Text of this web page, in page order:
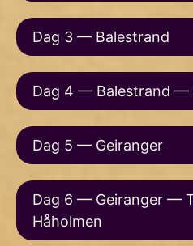
Dag 3 — Balestrand
Dag 4 — Balestrand —
Dag 5 — Geiranger
Dag 6 — Geiranger —
Håholmen